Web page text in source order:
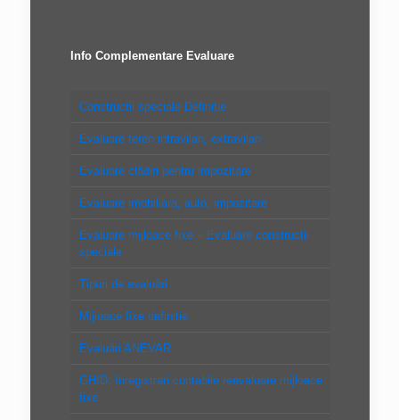
Info Complementare Evaluare
Constructii speciale Definitie
Evaluare teren intravilan, extravilan
Evaluare clădiri pentru impozitare
Evaluare imobiliara, auto, impozitare
Evaluare mijloace fixe – Evaluare constructii
speciale
Tipuri de evaluări
Mijloace fixe definitie
Evaluări ANEVAR
GHID: Inregistrari contabile reevaluare mijloace
fixe